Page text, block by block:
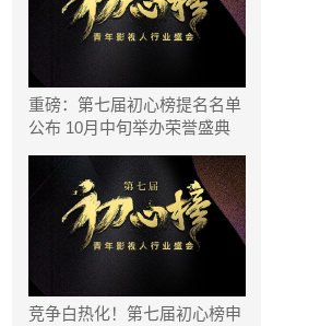
重磅：第七届初心榜提名名单
公布 10月中旬举办荣誉盛典
竞争白热化！第七届初心榜申